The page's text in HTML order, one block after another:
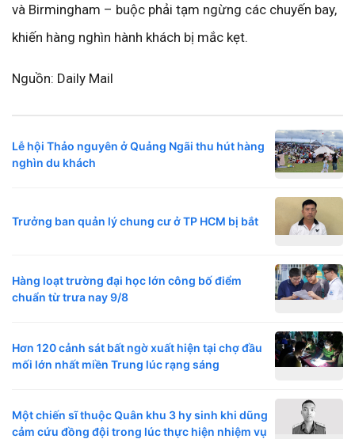
và Birmingham – buộc phải tạm ngừng các chuyến bay,
khiến hàng nghìn hành khách bị mắc kẹt.
Nguồn: Daily Mail
Lễ hội Thảo nguyên ở Quảng Ngãi thu hút hàng
nghìn du khách
Trưởng ban quản lý chung cư ở TP HCM bị bắt
Hàng loạt trường đại học lớn công bố điểm
chuẩn từ trưa nay 9/8
Hơn 120 cảnh sát bất ngờ xuất hiện tại chợ đầu
mối lớn nhất miền Trung lúc rạng sáng
Một chiến sĩ thuộc Quân khu 3 hy sinh khi dũng
cảm cứu đồng đội trong lúc thực hiện nhiệm vụ